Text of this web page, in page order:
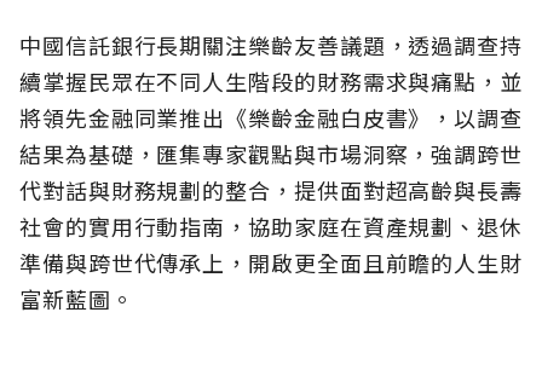
中國信託銀行長期關注樂齡友善議題，透過調查持
續掌握民眾在不同人生階段的財務需求與痛點，並
將領先金融同業推出《樂齡金融白皮書》，以調查
結果為基礎，匯集專家觀點與市場洞察，強調跨世
代對話與財務規劃的整合，提供面對超高齡與長壽
社會的實用行動指南，協助家庭在資產規劃、退休
準備與跨世代傳承上，開啟更全面且前瞻的人生財
富新藍圖。